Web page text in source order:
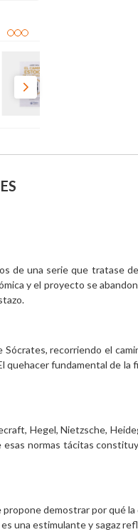
de una serie que tratase
y el proyecto se
recorriendo el
quehacer fundamental de la
Hegel, Nietzsche,
normas tácitas
demostrar por qué la
una estimulante y sagaz